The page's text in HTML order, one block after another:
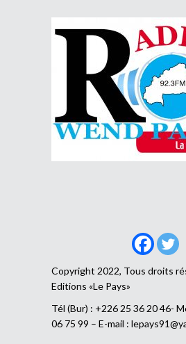
Copyright 2022, Tous droits
Editions «Le Pays»
Tél (Bur) : +226 25 36 20 46-
06 75 99 – E-mail :